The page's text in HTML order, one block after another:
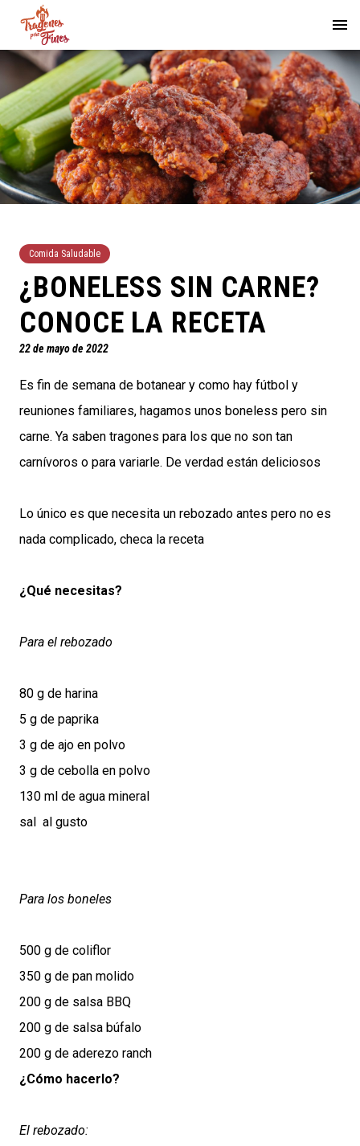
Comida Saludable
¿BONELESS SIN CARNE?
CONOCE LA RECETA
22 de mayo de 2022
Es fin de semana de botanear y como hay fútbol y
reuniones familiares, hagamos unos boneless pero sin
carne. Ya saben tragones para los que no son tan
carnívoros o para variarle. De verdad están deliciosos
Lo único es que necesita un rebozado antes pero no es
nada complicado, checa la receta
¿Qué necesitas?
Para el rebozado
80 g de harina
5 g de paprika
3 g de ajo en polvo
3 g de cebolla en polvo
130 ml de agua mineral
sal al gusto
Para los boneles
500 g de coliflor
350 g de pan molido
200 g de salsa BBQ
200 g de salsa búfalo
200 g de aderezo ranch
¿Cómo hacerlo?
El rebozado: